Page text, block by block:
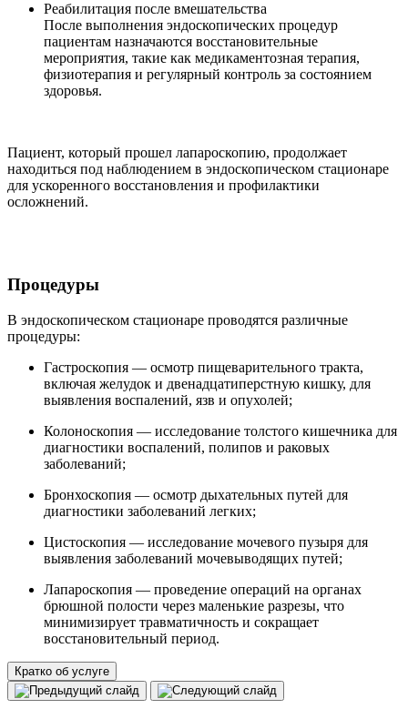
Реабилитация после вмешательства
После выполнения эндоскопических процедур
пациентам назначаются восстановительные
мероприятия, такие как медикаментозная терапия,
физиотерапия и регулярный контроль за состоянием
здоровья.
Пациент, который прошел лапароскопию, продолжает
находиться под наблюдением в эндоскопическом стационаре
для ускоренного восстановления и профилактики
осложнений.
Процедуры
В эндоскопическом стационаре проводятся различные
процедуры:
Гастроскопия — осмотр пищеварительного тракта,
включая желудок и двенадцатиперстную кишку, для
выявления воспалений, язв и опухолей;
Колоноскопия — исследование толстого кишечника для
диагностики воспалений, полипов и раковых
заболеваний;
Бронхоскопия — осмотр дыхательных путей для
диагностики заболеваний легких;
Цистоскопия — исследование мочевого пузыря для
выявления заболеваний мочевыводящих путей;
Лапароскопия — проведение операций на органах
брюшной полости через маленькие разрезы, что
минимизирует травматичность и сокращает
восстановительный период.
Кратко об услуге